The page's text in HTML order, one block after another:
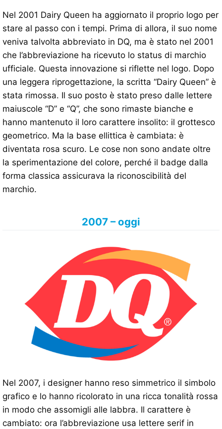
Nel 2001 Dairy Queen ha aggiornato il proprio logo per
stare al passo con i tempi. Prima di allora, il suo nome
veniva talvolta abbreviato in DQ, ma è stato nel 2001
che l’abbreviazione ha ricevuto lo status di marchio
ufficiale. Questa innovazione si riflette nel logo. Dopo
una leggera riprogettazione, la scritta “Dairy Queen” è
stata rimossa. Il suo posto è stato preso dalle lettere
maiuscole “D” e “Q”, che sono rimaste bianche e
hanno mantenuto il loro carattere insolito: il grottesco
geometrico. Ma la base ellittica è cambiata: è
diventata rosa scuro. Le cose non sono andate oltre
la sperimentazione del colore, perché il badge dalla
forma classica assicurava la riconoscibilità del
marchio.
2007 – oggi
Nel 2007, i designer hanno reso simmetrico il simbolo
grafico e lo hanno ricolorato in una ricca tonalità rossa
in modo che assomigli alle labbra. Il carattere è
cambiato: ora l’abbreviazione usa lettere serif in